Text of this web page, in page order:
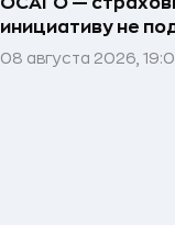
инициативу не
08 августа 2026,